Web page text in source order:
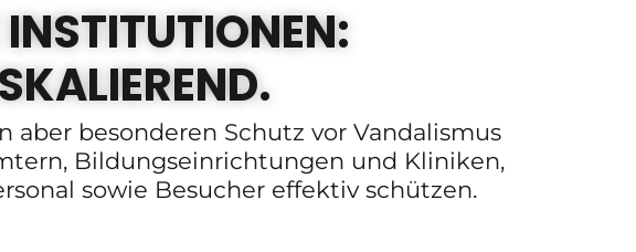
besonderen Schutz vor Vandalismus
Bildungseinrichtungen und Kliniken,
sowie Besucher effektiv schützen.